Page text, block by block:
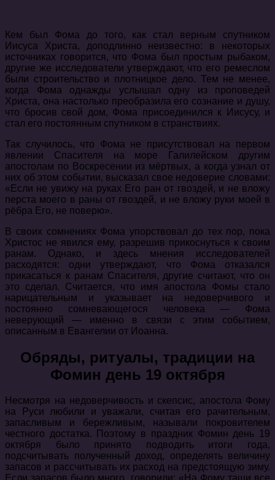
Кем был Фома до того, как стал верным спутником
Иисуса Христа, доподлинно неизвестно: в некоторых
источниках говорится, что Фома был простым рыбаком,
другие же исследователи утверждают, что его ремеслом
были строительство и плотницкое дело. Тем не менее,
когда Фома однажды услышал одну из проповедей
Христа, она настолько преобразила его сознание и душу,
что бросив свой дом, Фома присоединился к Иисусу, и
стал его постоянным спутником в странствиях.
Так случилось, что Фома не присутствовал на первом
явлении Спасителя на море Галилейском другим
апостолам по Воскресении из мёртвых, а когда узнал от
них об этом событии, высказал свое недоверие словами:
«Если не увижу на руках Его ран от гвоздей, и не вложу
перста моего в раны от гвоздей, и не вложу руки моей в
рёбра Его, не поверю».
В своих сомнениях Фома упорствовал до тех пор, пока
Христос не явился ему, разрешив прикоснуться к своим
ранам. Однако, и здесь мнения исследователей
расходятся: одни утверждают, что Фома отказался
прикасаться к ранам Спасителя, другие считают, что он
это сделал. Считается, что имя апостола Фомы стало
нарицательным и указывает на недоверчивого и
постоянно сомневающегося человека — Фома
неверующий — именно в связи с этим событием,
описанным в Евангелии от Иоанна.
Обряды, ритуалы, традиции на
Фомин день 19 октября
Несмотря на недоверчивость и скепсис, апостола Фому
на Руси любили и уважали, считая его рачительным,
запасливым и бережливым, называли покровителем
честного достатка. Поэтому в праздник Фомин день 19
октября было принято подводить итоги года,
подсчитывать полученный доход, определять величину
запасов и рассчитывать их расход на предстоящую зиму.